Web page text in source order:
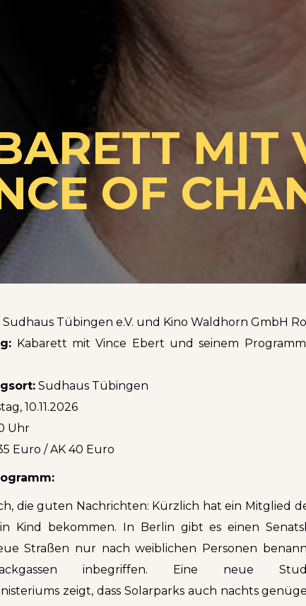
MIT
OF
Sudhaus Tübingen e.V. und Kino Waldhorn GmbH
Kabarett mit Vince Ebert und seinem Programm
Sudhaus Tübingen
10.11.2026
Uhr
Euro / AK 40 Euro
die guten Nachrichten: Kürzlich hat ein Mitglied
Kind bekommen. In Berlin gibt es einen
Straßen nur nach weiblichen Personen
inbegriffen. Eine neue
zeigt, dass Solarparks auch nachts